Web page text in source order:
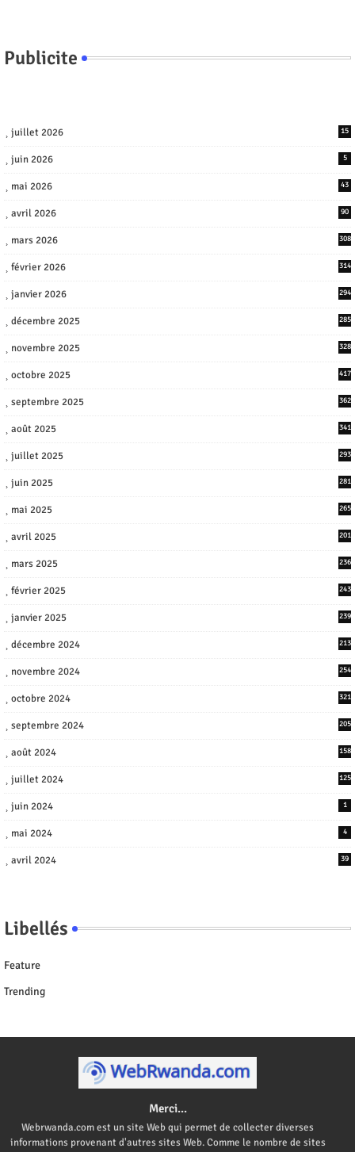
Publicite
juillet 2026 15
juin 2026 5
mai 2026 43
avril 2026 90
mars 2026 308
février 2026 314
janvier 2026 294
décembre 2025 285
novembre 2025 328
octobre 2025 417
septembre 2025 362
août 2025 341
juillet 2025 293
juin 2025 281
mai 2025 265
avril 2025 201
mars 2025 236
février 2025 243
janvier 2025 239
décembre 2024 213
novembre 2024 254
octobre 2024 321
septembre 2024 205
août 2024 158
juillet 2024 125
juin 2024 1
mai 2024 4
avril 2024 39
Libellés
Feature
Trending
Merci...
Webrwanda.com est un site Web qui permet de collecter diverses
informations provenant d'autres sites Web. Comme le nombre de sites